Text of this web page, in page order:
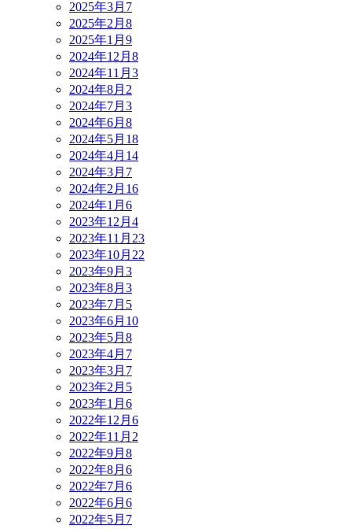
2025年3月 7
2025年2月 8
2025年1月 9
2024年12月 8
2024年11月 3
2024年8月 2
2024年7月 3
2024年6月 8
2024年5月 18
2024年4月 14
2024年3月 7
2024年2月 16
2024年1月 6
2023年12月 4
2023年11月 23
2023年10月 22
2023年9月 3
2023年8月 3
2023年7月 5
2023年6月 10
2023年5月 8
2023年4月 7
2023年3月 7
2023年2月 5
2023年1月 6
2022年12月 6
2022年11月 2
2022年9月 8
2022年8月 6
2022年7月 6
2022年6月 6
2022年5月 7